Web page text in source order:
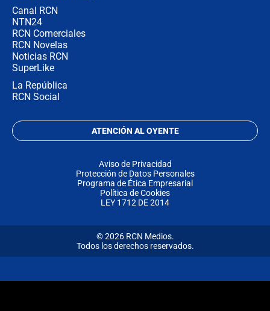
Canal RCN
NTN24
RCN Comerciales
RCN Novelas
Noticias RCN
SuperLike
La República
RCN Social
ATENCIÓN AL OYENTE
Aviso de Privacidad
Protección de Datos Personales
Programa de Ética Empresarial
Política de Cookies
LEY 1712 DE 2014
© 2026 RCN Medios.
Todos los derechos reservados.